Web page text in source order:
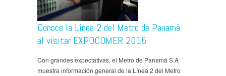
Conoce la Línea 2 del Metro de Panamá
al visitar EXPOCOMER 2015
Con grandes expectativas, el Metro de Panamá S.A
muestra información general de la Línea 2 del Metro